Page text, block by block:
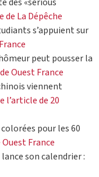
de La Dépêche
s’appuient sur
peut pousser la
Ouest France
viennent
l’article de 20
pour les 60
France
lance son calendrier :